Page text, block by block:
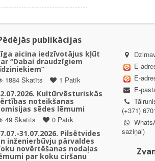
publikācijas
aicina iedzīvotājus kļūt
“Dabai draudzīgiem
1884 Skatīts
1 Patīk
Kultūrvēsturiskās
noteikšanas
sēdes lēmumi
49 Skatīts
0 Patīk
31.07.2026. Pilsētvides
inženierbūvju pārvaldes
novērtēšanas nodaļas
par koku ciršanu
E-
E-
E-
(+371)
saziņai)